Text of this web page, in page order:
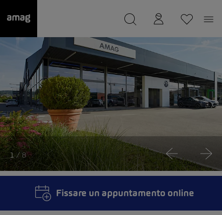
Il suo garage è stato salvato
1 / 8
Fissare un appuntamento online